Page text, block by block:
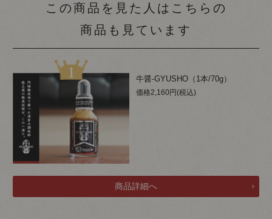
この商品を見た人はこちらの
商品も見ています
牛醤-GYUSHO（1本/70g）
価格2,160円(税込)